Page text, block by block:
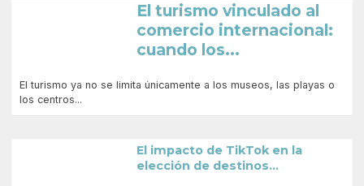
El turismo vinculado al
comercio internacional:
cuando los...
El turismo ya no se limita únicamente a los museos, las playas o
los centros...
El impacto de TikTok en la
elección de destinos...